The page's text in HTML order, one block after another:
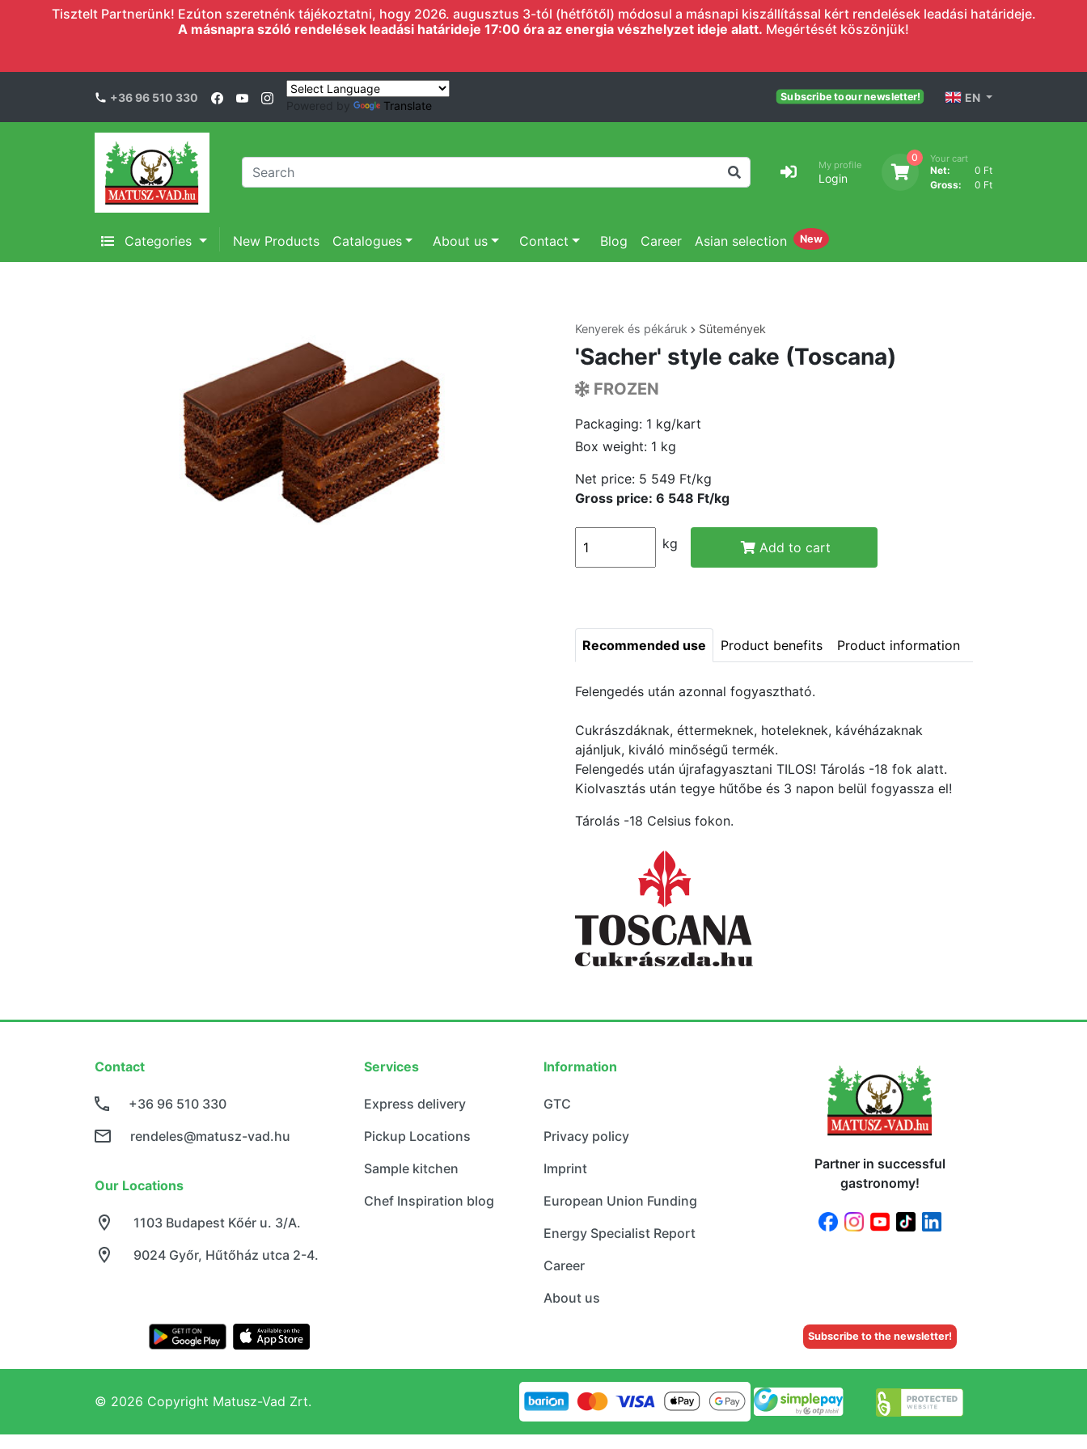
Tisztelt Partnerünk! Ezúton szeretnénk tájékoztatni, hogy 2026. augusztus 3-tól (hétfőtől) módosul a másnapi kiszállítással kért rendelések leadási határideje.
A másnapra szóló rendelések leadási határideje 17:00 óra az energia vészhelyzet ideje alatt. Megértését köszönjük!
+36 96 510 330
Powered by Translate
Subscribe to our newsletter! EN
My profile
Login
0 Your cart
Net:
0 Ft
Gross:
0 Ft
Categories New Products Catalogues About us Contact Blog Career Asian selection New
Kenyerek és pékáruk Sütemények
'Sacher' style cake (Toscana)
FROZEN
Packaging: 1 kg/kart
Box weight: 1 kg
Net price: 5 549 Ft/kg
Gross price: 6 548 Ft/kg
kg Add to cart
Recommended use Product benefits Product information
Felengedés után azonnal fogyasztható.
Cukrászdáknak, éttermeknek, hoteleknek, kávéházaknak
ajánljuk, kiváló minőségű termék.
Felengedés után újrafagyasztani TILOS! Tárolás -18 fok alatt.
Kiolvasztás után tegye hűtőbe és 3 napon belül fogyassza el!
Tárolás -18 Celsius fokon.
Contact
+36 96 510 330
rendeles@matusz-vad.hu
Our Locations
9024 Győr, Hűtőház utca 2-4.
1103 Budapest Kőér u. 3/A.
Services
Express delivery
Pickup Locations
Sample kitchen
Chef Inspiration blog
Information
GTC
Privacy policy
Imprint
European Union Funding
Energy Specialist Report
Career
About us
Partner in successful
gastronomy!
Subscribe to the newsletter!
© 2026 Copyright Matusz-Vad Zrt.